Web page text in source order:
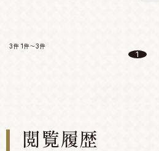
3件 1件～3件
1
閲覧履歴